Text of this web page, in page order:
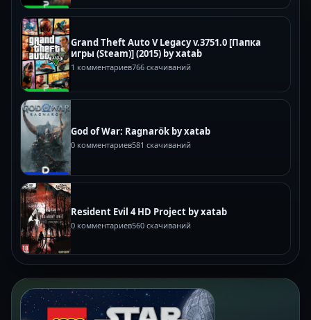
Grand Theft Auto V Legacy v.3751.0 [Папка
игры (Steam)] (2015) by xatab
1 комментариев766 скачиваний
God of War: Ragnarök by xatab
0 комментариев581 скачиваний
Resident Evil 4 HD Project by xatab
0 комментариев560 скачиваний